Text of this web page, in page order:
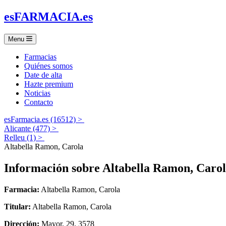
esFARMACIA.es
Menu
Farmacias
Quiénes somos
Date de alta
Hazte premium
Noticias
Contacto
esFarmacia.es (16512) >
Alicante (477) >
Relleu (1) >
Altabella Ramon, Carola
Información sobre Altabella Ramon,
Farmacia: Altabella Ramon, Carola
Titular: Altabella Ramon, Carola
Dirección: Mayor, 29, 3578